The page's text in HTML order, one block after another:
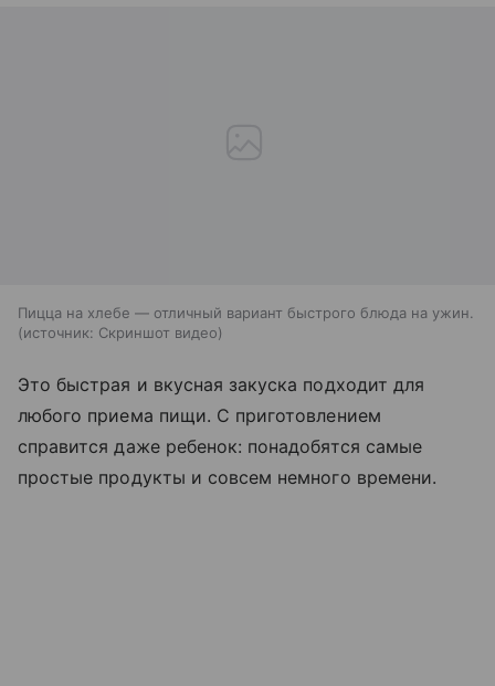
Пицца на хлебе — отличный вариант быстрого блюда на ужин.
источник: Скриншот видео
Это быстрая и вкусная закуска подходит для
любого приема пищи. С приготовлением
справится даже ребенок: понадобятся самые
простые продукты и совсем немного времени.